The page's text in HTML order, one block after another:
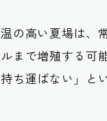
の高い夏場は、
まで増殖する可
ち運ばない」と